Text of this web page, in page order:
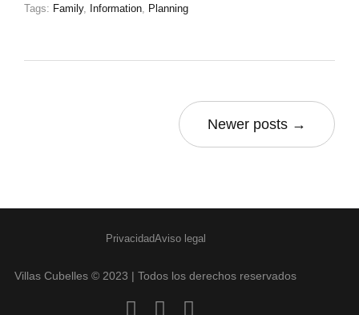
Tags: Family, Information Planning
Newer posts →
PrivacidadAviso legal
Villas Cubelles © 2023 | Todos los derechos reservados